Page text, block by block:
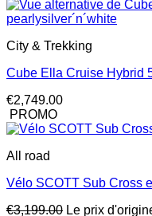
City & Trekking
Cube Ella Cruise Hybrid
€2,749.00
PROMO
All road
Vélo SCOTT Sub Cross
€3,199.00 Le prix